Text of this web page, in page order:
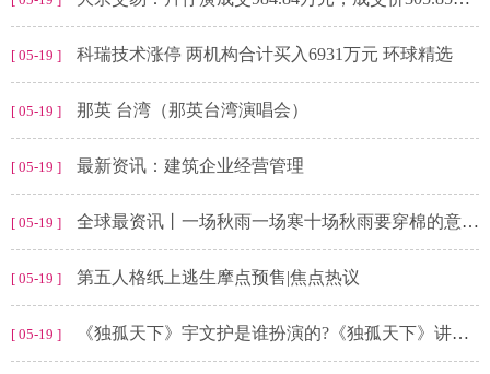
[ 05-19 ] 科瑞技术涨停 两机构合计买入6931万元 环球精选
[ 05-19 ] 那英 台湾（那英台湾演唱会）
[ 05-19 ] 最新资讯：建筑企业经营管理
[ 05-19 ] 全球最资讯丨一场秋雨一场寒十场秋雨要穿棉的意思_一场秋雨一场寒
[ 05-19 ] 第五人格纸上逃生摩点预售|焦点热议
[ 05-19 ] 《独孤天下》宇文护是谁扮演的?《独孤天下》讲的是什么朝代?